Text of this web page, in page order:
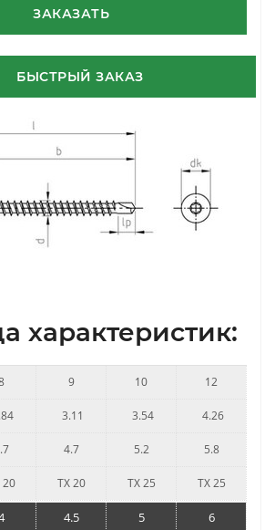
ЗАКАЗАТЬ
БЫСТРЫЙ ЗАКАЗ
характеристик:
9 10 12
3.11 3.54 4.26
4.7 5.2 5.8
20 TX 20 TX 25 TX 25
4.5 5
6